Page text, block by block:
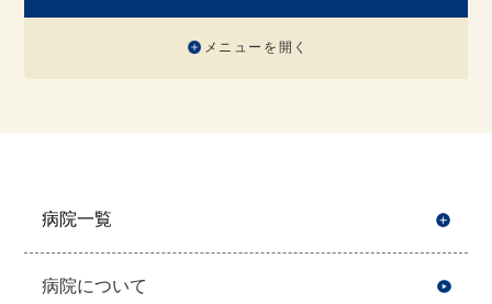
メニューを開く
病院一覧
病院について